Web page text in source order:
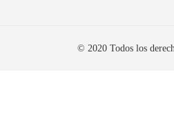
© 2020 Todos los